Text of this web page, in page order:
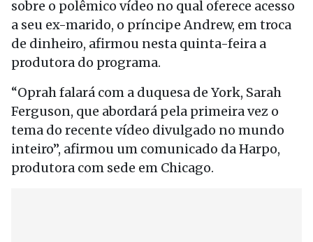
sobre o polêmico vídeo no qual oferece acesso
a seu ex-marido, o príncipe Andrew, em troca
de dinheiro, afirmou nesta quinta-feira a
produtora do programa.
“Oprah falará com a duquesa de York, Sarah
Ferguson, que abordará pela primeira vez o
tema do recente vídeo divulgado no mundo
inteiro”, afirmou um comunicado da Harpo,
produtora com sede em Chicago.